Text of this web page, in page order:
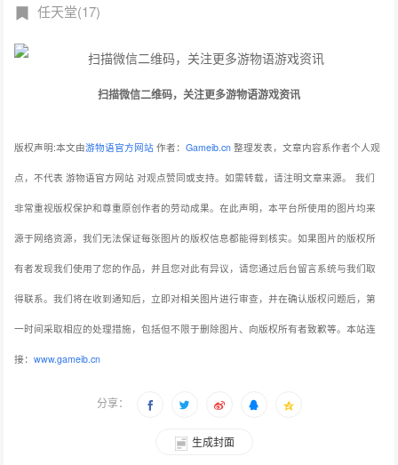
任天堂(17)
扫描微信二维码，关注更多游物语游戏资讯
版权声明:本文由游物语官方网站 作者：Gameib.cn 整理发表，文章内容系作者个人观
点，不代表 游物语官方网站 对观点赞同或支持。如需转载，请注明文章来源。 我们
非常重视版权保护和尊重原创作者的劳动成果。在此声明，本平台所使用的图片均来
源于网络资源，我们无法保证每张图片的版权信息都能得到核实。如果图片的版权所
有者发现我们使用了您的作品，并且您对此有异议，请您通过后台留言系统与我们取
得联系。我们将在收到通知后，立即对相关图片进行审查，并在确认版权问题后，第
一时间采取相应的处理措施，包括但不限于删除图片、向版权所有者致歉等。本站连
接：www.gameib.cn
分享：
生成封面